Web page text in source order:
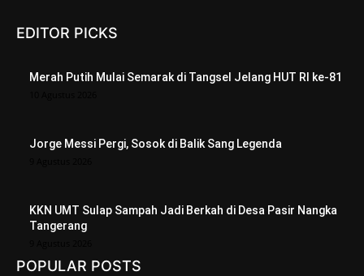
EDITOR PICKS
Merah Putih Mulai Semarak di Tangsel Jelang HUT RI ke-81
Jorge Messi Pergi, Sosok di Balik Sang Legenda
KKN UMT Sulap Sampah Jadi Berkah di Desa Pasir Nangka
Tangerang
POPULAR POSTS